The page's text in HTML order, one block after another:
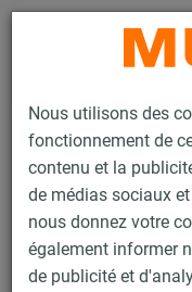
Nous utilisons des
fonctionnement de
contenu et la
de médias sociaux
nous donnez votre
également informer
de publicité et
Produits Technique de
Double écrou MPC